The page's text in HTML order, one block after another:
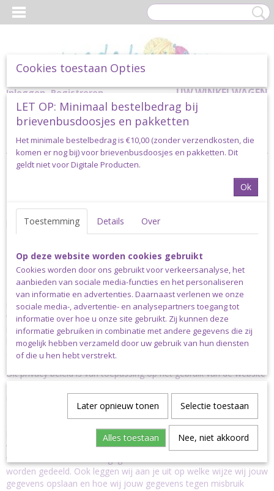
Inloggen Registreren UW WINKELWAGEN
Geen producten
Home> Privacy- en Cookiebeleid
PRIVACY- EN COOKIEBELEID MADE
BY SIEM
https://www.madebysiem.nl/en
https://www.madebysiemshop.nl/
Over ons pr-ivacy beleid
Made by Siem geeft veel om jouw privacy. Wij verwerken daarom
uitsluitend gegevens die wij nodig hebben voor (het verbeteren
van) onze dienstverlening en gaan zorgvuldig om met de
informatie die wij over jou en jouw gebruik van onze diensten
hebben verzameld. Wij stellen jouw gegevens nooit voor
commerciële doelstellingen ter beschikking aan derden.
Dit privacy beleid is van toepassing op het gebruik van de website
en de daarop ontsloten dienstverlening van Made by Siem. De
ingangsdatum voor de geldigheid van deze voorwaarden is
15/05/2023, met het publiceren van een nieuwe versie vervalt de
geldigheid van alle voorgaande versies. Dit privacy beleid
beschrijft welke gegevens over jou door ons worden verzameld,
waar deze gegevens voor worden gebruikt en met wie en onder
welke voorwaarden deze gegevens eventueel met derden kunnen
worden gedeeld. Ook leggen wij aan je uit op welke wijze wij jouw
gegevens opslaan en hoe wij jouw gegevens tegen misbruik
Cookies toestaan Opties
LET OP: Minimaal bestelbedrag bij
brievenbusdoosjes en pakketten
Het minimale bestelbedrag is €10,00 (zonder verzendkosten, die
komen er nog bij) voor brievenbusdoosjes en pakketten. Dit
geldt niet voor Digitale Producten.
Ok
Toestemming Details Over
Op deze website worden cookies gebruikt
Cookies worden door ons gebruikt voor verkeersanalyse, het
aanbieden van sociale media-functies en het personaliseren
van informatie en advertenties. Daarnaast verlenen we onze
sociale media-, advertentie- en analysepartners toegang tot
informatie over hoe u onze site gebruikt. Zij kunnen deze
informatie gebruiken in combinatie met andere gegevens die zij
mogelijk hebben verzameld door uw gebruik van hun diensten
of die u hen hebt verstrekt.
Later opnieuw tonen Selectie toestaan
Alles toestaan Nee, niet akkoord